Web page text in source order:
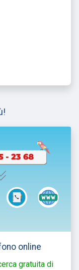
online
gratuita di